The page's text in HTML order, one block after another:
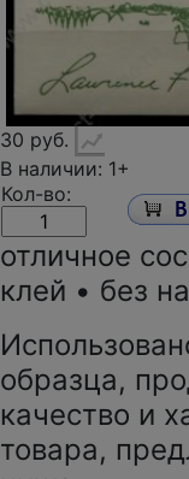
30 руб.
В наличии: 1+
Кол-во:
отличное
клей • без
образца,
качество и
товара,